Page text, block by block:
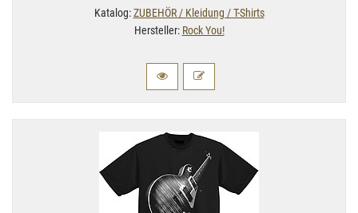
Katalog:ZUBEHÖR / Kleidung / T-Shirts
Hersteller: Rock You!